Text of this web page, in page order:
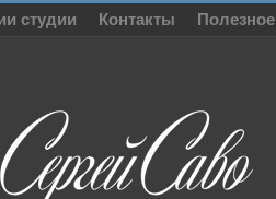
студии Контакты Полезное